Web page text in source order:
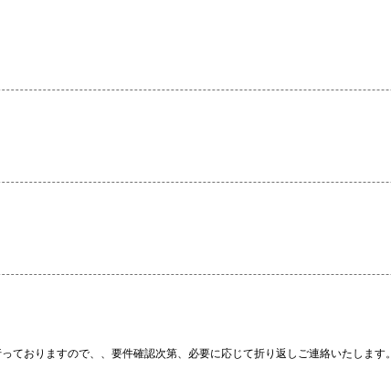
おりますので、、要件確認次第、必要に応じて折り返しご連絡いたします。